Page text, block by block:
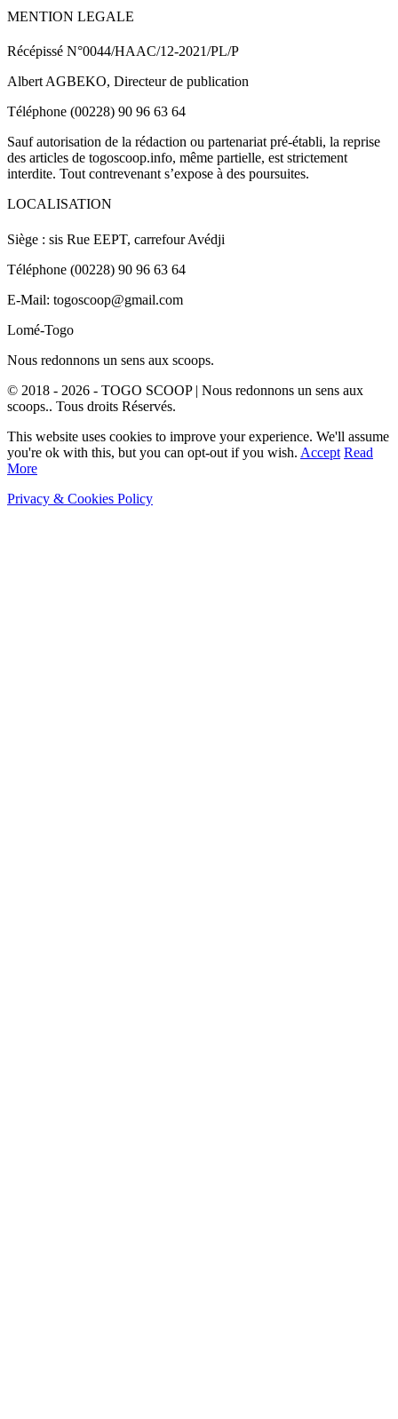
MENTION LEGALE
Récépissé N°0044/HAAC/12-2021/PL/P
Albert AGBEKO, Directeur de publication
Téléphone (00228) 90 96 63 64
Sauf autorisation de la rédaction ou partenariat pré-établi, la reprise
des articles de togoscoop.info, même partielle, est strictement
interdite. Tout contrevenant s’expose à des poursuites.
LOCALISATION
Siège : sis Rue EEPT, carrefour Avédji
Téléphone (00228) 90 96 63 64
E-Mail: togoscoop@gmail.com
Lomé-Togo
Nous redonnons un sens aux scoops.
© 2018 - 2026 - TOGO SCOOP | Nous redonnons un sens aux
scoops.. Tous droits Réservés.
This website uses cookies to improve your experience. We'll assume
you're ok with this, but you can opt-out if you wish. Accept Read
More
Privacy & Cookies Policy